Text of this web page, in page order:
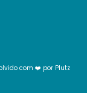
com ❤️ por Plutz